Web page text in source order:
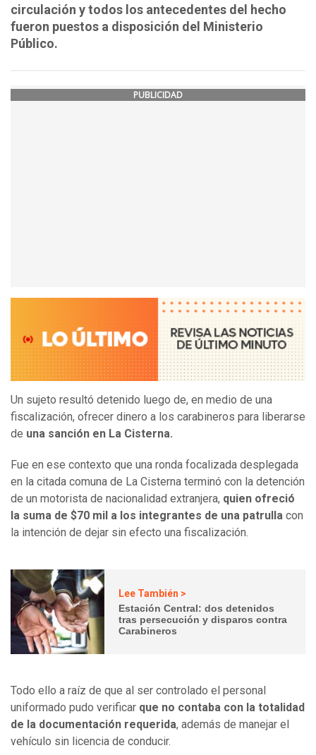
circulación y todos los antecedentes del hecho
fueron puestos a disposición del Ministerio
Público.
PUBLICIDAD
Un sujeto resultó detenido luego de, en medio de una
fiscalización, ofrecer dinero a los carabineros para liberarse
de una sanción en La Cisterna.
Fue en ese contexto que una ronda focalizada desplegada
en la citada comuna de La Cisterna terminó con la detención
de un motorista de nacionalidad extranjera, quien ofreció
la suma de $70 mil a los integrantes de una patrulla con
la intención de dejar sin efecto una fiscalización.
Lee También >
Estación Central: dos detenidos
tras persecución y disparos contra
Carabineros
Todo ello a raíz de que al ser controlado el personal
uniformado pudo verificar que no contaba con la totalidad
de la documentación requerida, además de manejar el
vehículo sin licencia de conducir.